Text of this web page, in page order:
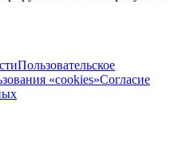
Пользовательское
«cookies»Согласие